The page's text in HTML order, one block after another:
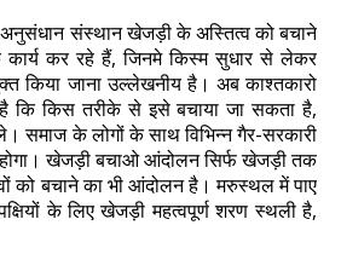
संस्थान खेजड़ी के अस्तित्व को बचाने
कार्य कर रहे हैं, जिनमे किस्म सुधार से लेकर
किया जाना उल्लेखनीय है। अब काश्तकारो
कि किस तरीके से इसे बचाया जा सकता है,
समाज के लोगों के साथ विभिन्न गैर-सरकारी
खेजड़ी बचाओ आंदोलन सिर्फ खेजड़ी तक
को बचाने का भी आंदोलन है। मरुस्थल में पाए
के लिए खेजड़ी महत्वपूर्ण शरण स्थली है,